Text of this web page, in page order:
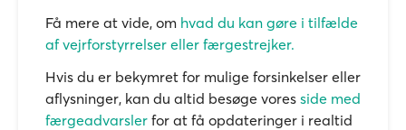
Få mere at vide, om hvad du kan gøre i tilfælde
af vejrforstyrrelser eller færgestrejker.
Hvis du er bekymret for mulige forsinkelser eller
aflysninger, kan du altid besøge vores side med
færgeadvarsler for at få opdateringer i realtid